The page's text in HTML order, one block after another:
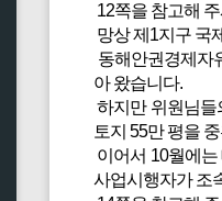
12쪽을 참고해
망상 제1지구 국
동해안권경제자
아 왔습니다.
하지만 위원님들
토지 55만 평을
이어서 10월에
사업시행자가 조